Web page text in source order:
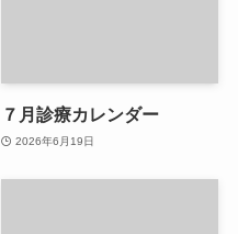
７月診療カレンダー
2026年6月19日